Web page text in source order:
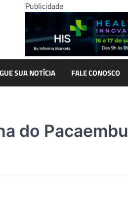
Publicidade
SUA NOTÍCIA FALE CONOSCO
do Pacaembu